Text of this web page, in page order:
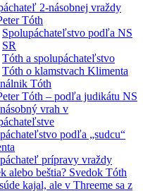
2-násobnej vraždy
Tóth
Spolupáchateľstvo podľa NS
SR
Tóth a spolupáchateľstvo
Tóth o klamstvach Klimenta
Tóth
Tóth – podľa judikátu NS
vrah v
podľa „sudcu“
prípravy vraždy
alebo beštia? Svedok Tóth
kajal, ale v Threeme sa z